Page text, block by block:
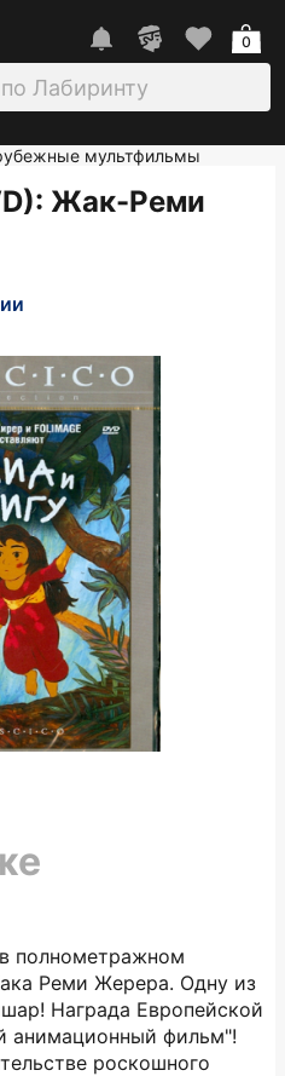
0
мультфильмы
: Жак-Реми
полнометражном
Реми Жерера. Одну из
Награда Европейской
анимационный фильм"!
роскошного